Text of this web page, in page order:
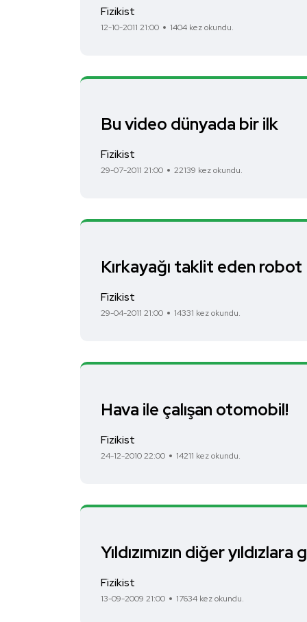
Fizikist
12-10-2011 21:00 1404 kez okundu.
Bu video dünyada bir ilk
Fizikist
29-07-2011 21:00 22139 kez okundu.
Kırkayağı taklit eden robot
Fizikist
29-04-2011 21:00 14331 kez okundu.
Hava ile çalışan otomobil!
Fizikist
24-12-2010 22:00 14211 kez okundu.
Yıldızımızın diğer
Fizikist
13-09-2009 21:00 17634 kez okundu.